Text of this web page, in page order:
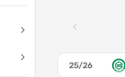
25/26